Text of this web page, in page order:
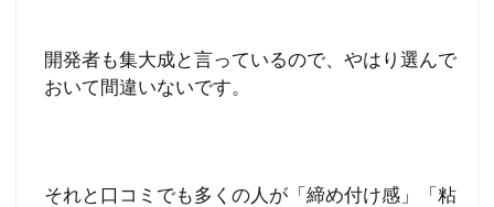
開発者も集大成と言っているので、やはり選んで
おいて間違いないです。
それと口コミでも多くの人が「締め付け感」「粘